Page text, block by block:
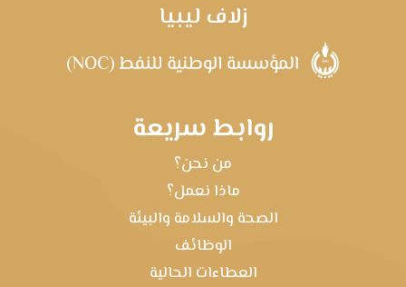
زلاف ليبيا
روابط سريعة
من نحن؟
ماذا نعمل؟
الصحة والسلامة والبيئة
الوظائف
العطاءات الحالية